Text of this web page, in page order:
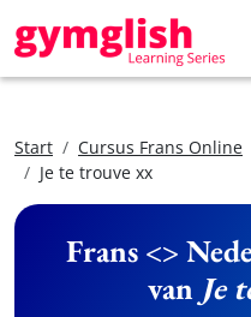
Start Cursus Frans Online
Je te trouve xx
Frans <>
van Je